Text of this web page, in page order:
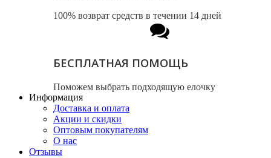
100% возврат средств в течении 14 дней
БЕСПЛАТНАЯ ПОМОЩЬ
Поможем выбрать подходящую елочку
Информация
Доставка и оплата
Акции и скидки
Оптовым покупателям
О нас
Отзывы